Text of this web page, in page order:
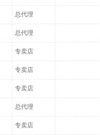
总代理
总代理
专卖店
专卖店
专卖店
总代理
专卖店